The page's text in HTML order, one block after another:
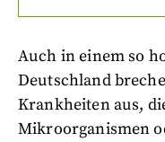
Auch in einem so
Deutschland
Krankheiten aus,
Mikroorganismen